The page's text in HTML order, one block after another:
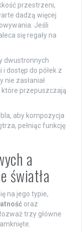
przestrzeni,
dadzą więcej
Jeśli
się regały na
dwustronnych
dostęp do półek z
nie zasłaniał
które przepuszczają
aby kompozycja
pełniąc funkcję
a
światła
na jego typie,
oraz
trzy główne